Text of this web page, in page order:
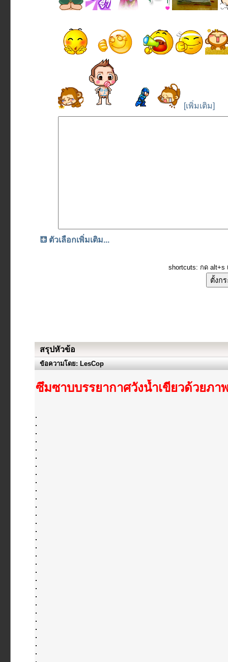
[เพิ่มเติม]
ตัวเลือกเพิ่มเติม...
shortcuts: กด alt+s
สรุปหัวข้อ
ข้อความโดย: LesCop
ซึมซาบบรรยากาศวังน้ำเขียวด้วยภา